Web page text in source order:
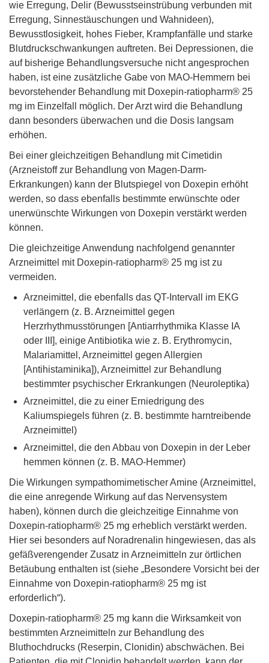
wie Erregung, Delir (Bewusstseinstrübung verbunden mit
Erregung, Sinnestäuschungen und Wahnideen),
Bewusstlosigkeit, hohes Fieber, Krampfanfälle und starke
Blutdruckschwankungen auftreten. Bei Depressionen, die
auf bisherige Behandlungsversuche nicht angesprochen
haben, ist eine zusätzliche Gabe von MAO-Hemmern bei
bevorstehender Behandlung mit Doxepin-ratiopharm® 25
mg im Einzelfall möglich. Der Arzt wird die Behandlung
dann besonders überwachen und die Dosis langsam
erhöhen.
Bei einer gleichzeitigen Behandlung mit Cimetidin
(Arzneistoff zur Behandlung von Magen-Darm-
Erkrankungen) kann der Blutspiegel von Doxepin erhöht
werden, so dass ebenfalls bestimmte erwünschte oder
unerwünschte Wirkungen von Doxepin verstärkt werden
können.
Die gleichzeitige Anwendung nachfolgend genannter
Arzneimittel mit Doxepin-ratiopharm® 25 mg ist zu
vermeiden.
Arzneimittel, die ebenfalls das QT-Intervall im EKG
verlängern (z. B. Arzneimittel gegen
Herzrhythmusstörungen [Antiarrhythmika Klasse IA
oder III], einige Antibiotika wie z. B. Erythromycin,
Malariamittel, Arzneimittel gegen Allergien
[Antihistaminika]), Arzneimittel zur Behandlung
bestimmter psychischer Erkrankungen (Neuroleptika)
Arzneimittel, die zu einer Erniedrigung des
Kaliumspiegels führen (z. B. bestimmte harntreibende
Arzneimittel)
Arzneimittel, die den Abbau von Doxepin in der Leber
hemmen können (z. B. MAO-Hemmer)
Die Wirkungen sympathomimetischer Amine (Arzneimittel,
die eine anregende Wirkung auf das Nervensystem
haben), können durch die gleichzeitige Einnahme von
Doxepin-ratiopharm® 25 mg erheblich verstärkt werden.
Hier sei besonders auf Noradrenalin hingewiesen, das als
gefäßverengender Zusatz in Arzneimitteln zur örtlichen
Betäubung enthalten ist (siehe „Besondere Vorsicht bei der
Einnahme von Doxepin-ratiopharm® 25 mg ist
erforderlich“).
Doxepin-ratiopharm® 25 mg kann die Wirksamkeit von
bestimmten Arzneimitteln zur Behandlung des
Bluthochdrucks (Reserpin, Clonidin) abschwächen. Bei